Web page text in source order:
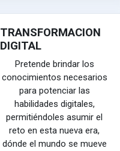
TRANSFORMACION
DIGITAL
Pretende brindar los
conocimientos necesarios
para potenciar las
habilidades digitales,
permitiéndoles asumir el
reto en esta nueva era,
dónde el mundo se mueve